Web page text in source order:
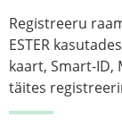
Registreeru
ESTER
kaart, Smart-ID,
täites